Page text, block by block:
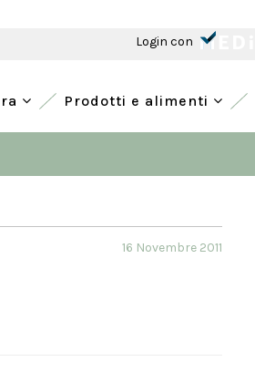
Login con
Prodotti e alimenti
16 Novembre 2011